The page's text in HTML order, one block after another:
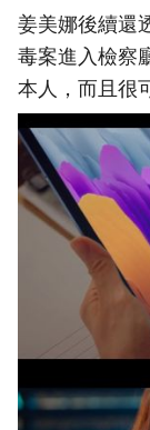
姜美娜後續還
毒案進入檢察
本人，而且很